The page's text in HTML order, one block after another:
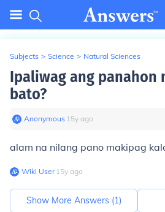
Subjects > Science > Natural Sciences
Ipaliwag ang panahon
bato?
Anonymous∙ 15y ago
alam na nilang pano makipag
Wiki User∙15y ago
Show More Answers (1)